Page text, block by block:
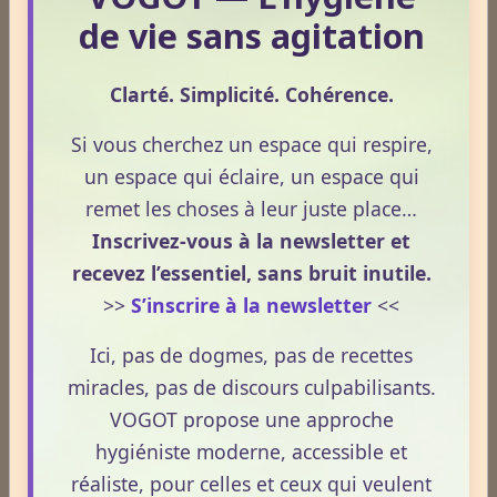
Le 08/04/2026
C’est une phase où le terrain se réorganise, se
Pourtant, peu de personnes savent réellement ce qui
se joue dans cette période silencieuse.
Lire la suite
Dernières newsletters
Newsletter #313 - juillet 2026
Newsletter #312 - juin 2026
de vie sans agitation
Clarté. Simplicité. Cohérence.
Si vous cherchez un espace qui respire,
un espace qui éclaire, un espace qui
remet les choses à leur juste place…
Inscrivez-vous à la newsletter et
recevez l’essentiel, sans bruit inutile.
>> S’inscrire à la newsletter <<
Ici, pas de dogmes, pas de recettes
miracles, pas de discours culpabilisants.
VOGOT propose une approche
hygiéniste moderne, accessible et
réaliste, pour celles et ceux qui veulent